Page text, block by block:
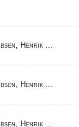
Ibsen, Henrik ...
Ibsen, Henrik ...
Ibsen, Henrik ...